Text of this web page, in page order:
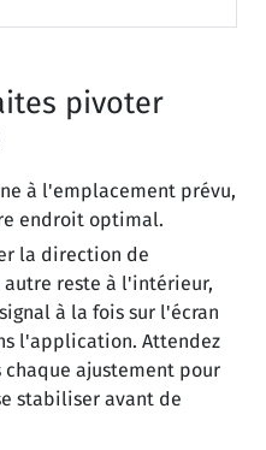
pivoter
à l'emplacement prévu,
endroit optimal.
la direction de
reste à l'intérieur,
à la fois sur l'écran
l'application. Attendez
ajustement pour
stabiliser avant de